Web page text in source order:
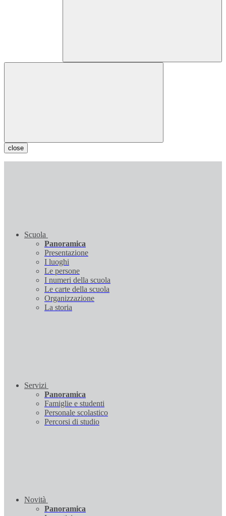
close
Scuola
Panoramica
Presentazione
I luoghi
Le persone
I numeri della scuola
Le carte della scuola
Organizzazione
La storia
Servizi
Panoramica
Famiglie e studenti
Personale scolastico
Percorsi di studio
Novità
Panoramica